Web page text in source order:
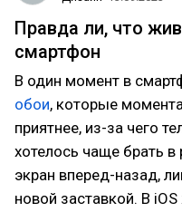
Правда ли, что
смартфон
В один момент в
обои, которые
приятнее, из-за чего
хотелось чаще брать в
экран вперед-назад,
новой заставкой. В